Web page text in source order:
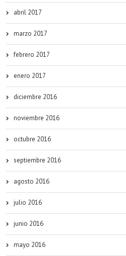
abril 2017
marzo 2017
febrero 2017
enero 2017
diciembre 2016
noviembre 2016
octubre 2016
septiembre 2016
agosto 2016
julio 2016
junio 2016
mayo 2016